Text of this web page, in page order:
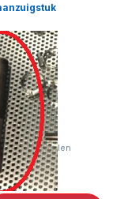
Onderdelen